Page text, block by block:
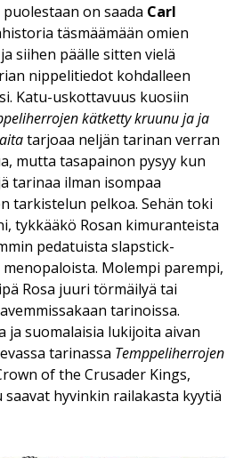
on saada Carl
täsmäämään omien
siihen päälle sitten vielä
nippelitiedot kohdalleen
Katu-uskottavuus kuosiin
kätketty kruunu ja ja
tarjoaa neljän tarinan verran
mutta tasapainon pysyy kun
tarinaa ilman isompaa
tarkistelun pelkoa. Sehän toki
tykkääkö Rosan kimuranteista
pedatuista slapstick-
Molempi parempi,
Rosa juuri törmäilyä tai
tarinoissa.
ja suomalaisia lukijoita aivan
tarinassa Temppeliherrojen
of the Crusader Kings,
saavat hyvinkin railakasta kyytiä